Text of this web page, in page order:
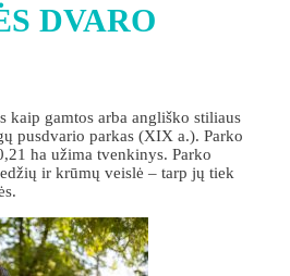
DVARO
kaip gamtos arba angliško stiliaus
pusdvario parkas (XIX a.). Parko
ha užima tvenkinys. Parko
ir krūmų veislė – tarp jų tiek